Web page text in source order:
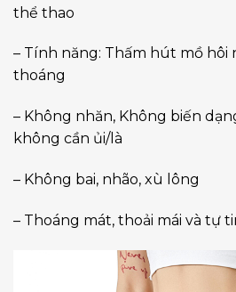
thể thao
– Tính năng: Thấm hút mồ hôi
thoáng
– Không nhăn, Không biến
không cần ủi/là
– Không bai, nhão, xù lông
– Thoáng mát, thoải mái và tự